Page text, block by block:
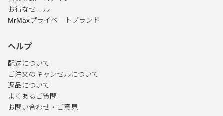
お得なセール
MrMaxプライベートブランド
ヘルプ
配送について
ご注文のキャンセルについて
返品について
よくあるご質問
お問い合わせ・ご意見